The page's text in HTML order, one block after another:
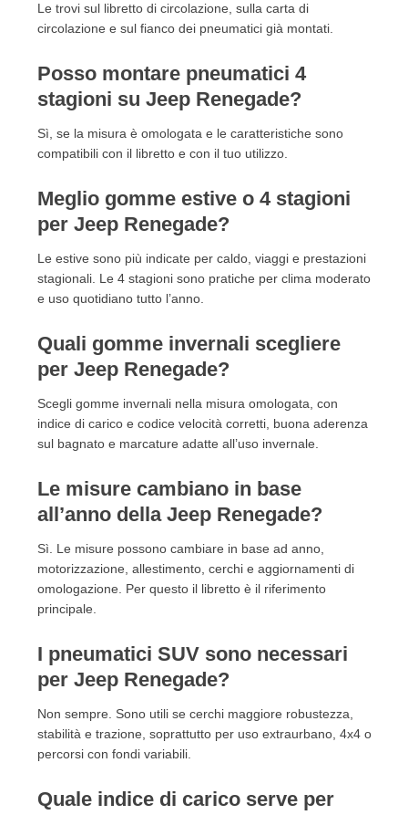
Le trovi sul libretto di circolazione, sulla carta di
circolazione e sul fianco dei pneumatici già montati.
Posso montare pneumatici 4
stagioni su Jeep Renegade?
Sì, se la misura è omologata e le caratteristiche sono
compatibili con il libretto e con il tuo utilizzo.
Meglio gomme estive o 4 stagioni
per Jeep Renegade?
Le estive sono più indicate per caldo, viaggi e prestazioni
stagionali. Le 4 stagioni sono pratiche per clima moderato
e uso quotidiano tutto l’anno.
Quali gomme invernali scegliere
per Jeep Renegade?
Scegli gomme invernali nella misura omologata, con
indice di carico e codice velocità corretti, buona aderenza
sul bagnato e marcature adatte all’uso invernale.
Le misure cambiano in base
all’anno della Jeep Renegade?
Sì. Le misure possono cambiare in base ad anno,
motorizzazione, allestimento, cerchi e aggiornamenti di
omologazione. Per questo il libretto è il riferimento
principale.
I pneumatici SUV sono necessari
per Jeep Renegade?
Non sempre. Sono utili se cerchi maggiore robustezza,
stabilità e trazione, soprattutto per uso extraurbano, 4x4 o
percorsi con fondi variabili.
Quale indice di carico serve per